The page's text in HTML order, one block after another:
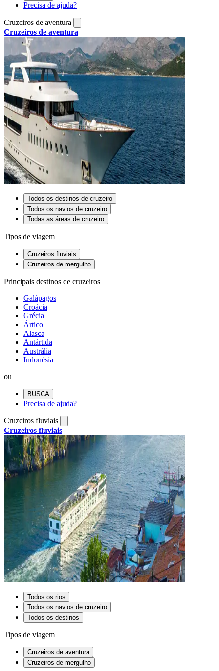
Precisa de ajuda?
Cruzeiros de aventura
Cruzeiros de aventura
Todos os destinos de cruzeiro
Todos os navios de cruzeiro
Todas as áreas de cruzeiro
Tipos de viagem
Cruzeiros fluviais
Cruzeiros de mergulho
Principais destinos de cruzeiros
Galápagos
Croácia
Grécia
Ártico
Alasca
Antártida
Austrália
Indonésia
ou
BUSCA
Precisa de ajuda?
Cruzeiros fluviais
Cruzeiros fluviais
Todos os rios
Todos os navios de cruzeiro
Todos os destinos
Tipos de viagem
Cruzeiros de aventura
Cruzeiros de mergulho